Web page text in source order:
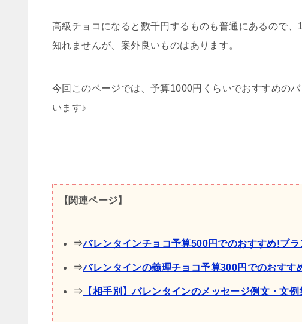
高級チョコになると数千円するものも普通にあるので
知れませんが、案外良いものはあります。
今回このページでは、予算1000円くらいでおすすめの
います♪
【関連ページ】
⇒バレンタインチョコ予算500円でのおすすめ!ブ
⇒バレンタインの義理チョコ予算300円でのおす
⇒ 【相手別】バレンタインのメッセージ例文・文